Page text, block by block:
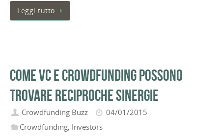
Leggi tutto
Come VC e crowdfunding possono
trovare reciproche sinergie
Crowdfunding Buzz
04/01/2015
Crowdfunding, Investors